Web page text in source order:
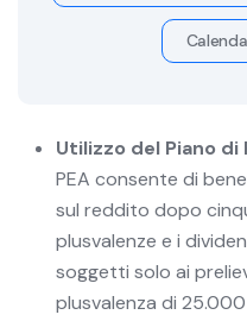
Utilizzo del Piano di
PEA consente di
sul reddito dopo
plusvalenze e i
soggetti solo ai
plusvalenza di